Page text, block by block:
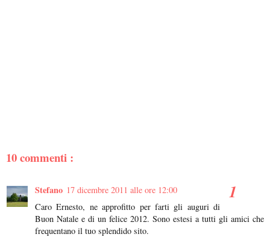
10 commenti :
Stefano 17 dicembre 2011 alle ore 12:00
Caro Ernesto, ne approfitto per farti gli auguri di
Buon Natale e di un felice 2012. Sono estesi a tutti gli amici che
frequentano il tuo splendido sito.